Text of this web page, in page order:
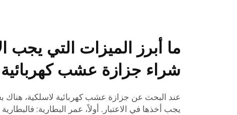
ما أبرز الميزات التي يجب
شراء جزازة عشب كهربائية
عند البحث عن جزازة عشب كهربائية لاسلكية، هناك
يجب أخذها في الاعتبار. أولاً، عمر البطارية: